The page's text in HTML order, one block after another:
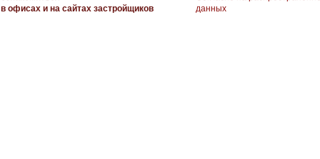
в офисах и на сайтах застройщиков
данных